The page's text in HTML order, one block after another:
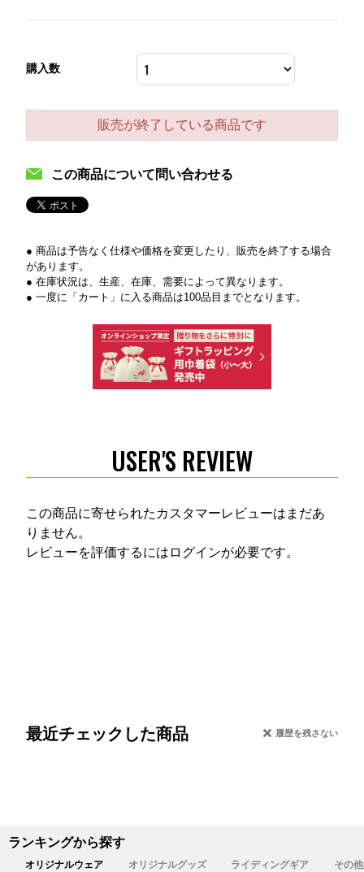
購入数
販売が終了している商品です
この商品について問い合わせる
● 商品は予告なく仕様や価格を変更したり、販売を終了する場合
があります。
● 在庫状況は、生産、在庫、需要によって異なります。
● 一度に「カート」に入る商品は100品目までとなります。
USER'S REVIEW
この商品に寄せられたカスタマーレビューはまだあ
りません。
レビューを評価するには ログインが必要です。
最近チェックした商品 履歴を残さない
ランキングから探す
オリジナルウェア オリジナルグッズ ライディングギア その